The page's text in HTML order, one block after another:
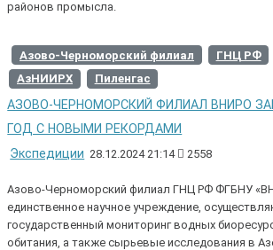
районов промысла.
Азово-Черноморский филиал ГНЦ РФ
АзНИИРХ
Пиленгас
АЗОВО-ЧЕРНОМОРСКИЙ ФИЛИАЛ ВНИРО
ГОД С НОВЫМИ РЕКОРДАМИ
Экспедиции 28.12.2024 21:14 2558
Азово-Черноморский филиал ГНЦ РФ ФГБНУ
единственное научное учреждение,
государственный мониторинг водных
обитания, а также сырьевые исследования в